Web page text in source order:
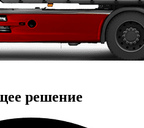
решение